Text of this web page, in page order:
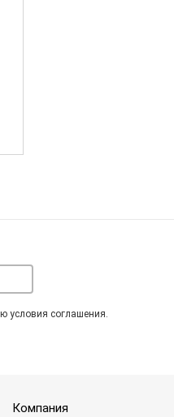
условия соглашения.
Компания